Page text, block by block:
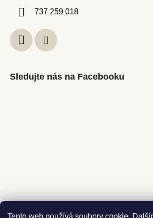
Tento web používá soubory cookie.
737 259 018
Sledujte nás na Facebooku